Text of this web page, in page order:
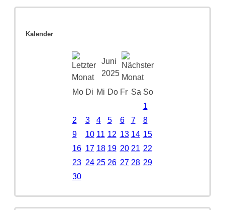
Kalender
Juni
2025
Mo Di Mi Do Fr Sa So
1
2
3 4 5 6 7
8
9
10 11 12 13 14 15
16 17 18 19 20 21 22
23 24 25 26 27 28 29
30